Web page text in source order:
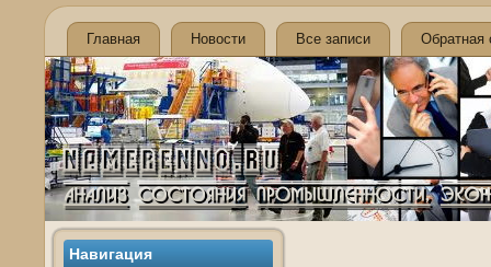
Главная Новости Все записи Обратная
Навигация